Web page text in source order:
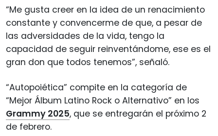
“Me gusta creer en la idea de un renacimiento
constante y convencerme de que, a pesar de
las adversidades de la vida, tengo la
capacidad de seguir reinventándome, ese es el
gran don que todos tenemos”, señaló.
“Autopoiética” compite en la categoría de
“Mejor Álbum Latino Rock o Alternativo” en los
Grammy 2025, que se entregarán el próximo 2
de febrero.